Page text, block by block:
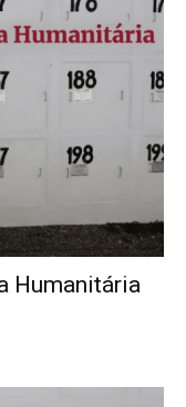
Humanitária